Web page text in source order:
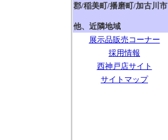
郡/稲美町/播磨町/加古川市
他、近隣地域
展示品販売コーナー
採用情報
西神戸店サイト
サイトマップ